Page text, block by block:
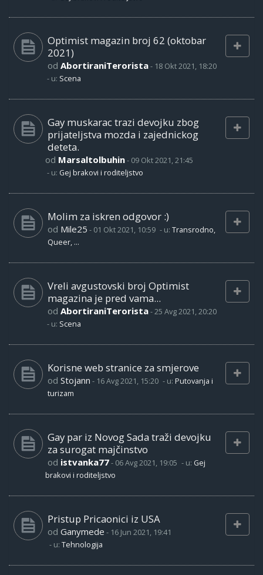
Optimist magazin broj 62 (oktobar
2021)
od AbortiraniTerorista- 18 Okt 2021, 18:20
- u: Scena
Gay muskarac trazi devojku zbog
prijateljstva mozda i zajednickog
deteta.
od Marsaltolbuhin- 09 Okt 2021, 21:45
- u: Gej brakovi i roditeljstvo
Molim za iskren odgovor :)
od Mile25 - 01 Okt 2021, 10:59 - u: Transrodno,
Queer, ...
Vreli avgustovski broj Optimist
magazina je pred vama...
od AbortiraniTerorista-25 Avg 2021, 20:20
- u: Scena
Korisne web stranice za smjerove
od Stojann - 16 Avg 2021, 15:20 - u: Putovanja i
turizam
Gay par iz Novog Sada traži devojku
za surogat majčinstvo
od istvanka77- 06 Avg 2021, 19:05 - u: Gej
brakovi i roditeljstvo
Pristup Pricaonici iz USA
od Ganymede - 16 Jun 2021, 19:41
- u: Tehnologija